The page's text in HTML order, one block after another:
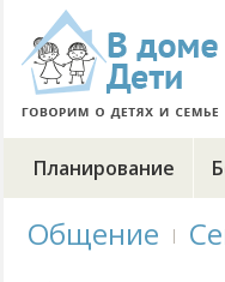
Планирование
Общение